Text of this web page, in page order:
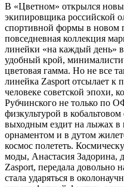
В «Цветном» открылся
экипировщика российской
спортивной формы в новом
повседневная коллекция
линейки «на каждый день»
удобный крой,
цветовая гамма. Но не все
линейка Zasport отсылает к
человеке советской эпохи,
Рубчинского не только по
физкультурой в
выходным ездит на лыжах в
орнаментом и в дутом
космос полететь.
моды, Анастасия Задорина,
Zasport, передала довольно
стала ударяться в